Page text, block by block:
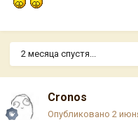
2 месяца спустя...
Cronos
Опубликовано 2